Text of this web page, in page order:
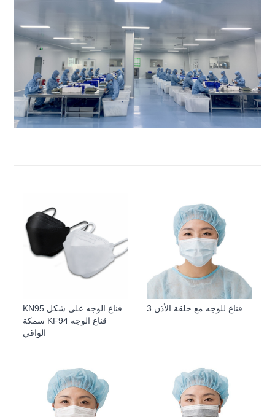
KN95 قناع الوجه على شكل
سمكة KF94 قناع الوجه
الواقي
3 قناع للوجه مع حلقة الأذن